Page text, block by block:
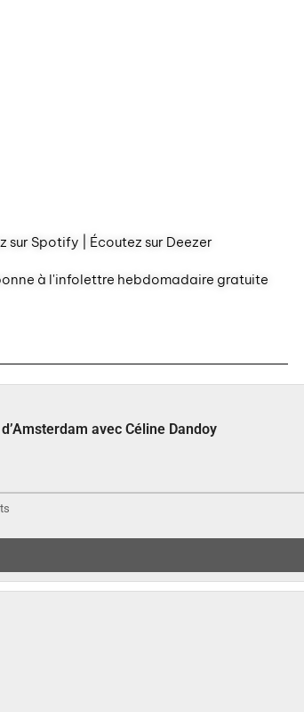
sur Spotify | Écoutez sur Deezer
à l'infolettre hebdomadaire gratuite
avec Céline Dandoy